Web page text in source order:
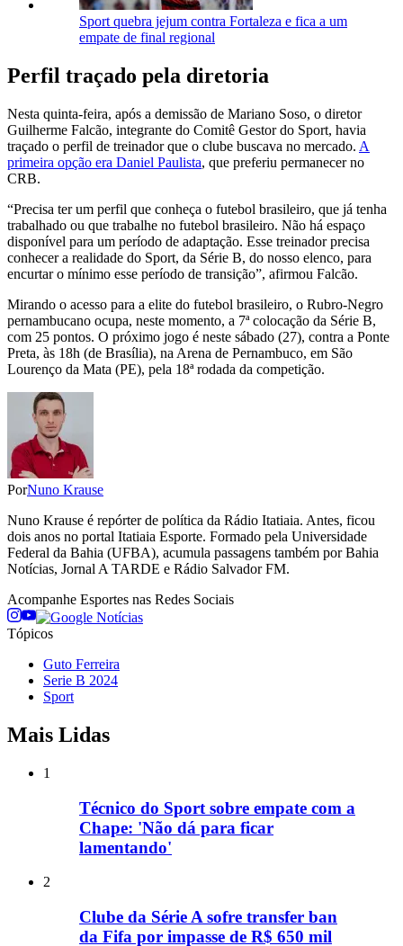
Sport quebra jejum contra Fortaleza e fica a um
empate de final regional
Perfil traçado pela diretoria
Nesta quinta-feira, após a demissão de Mariano Soso, o diretor
Guilherme Falcão, integrante do Comitê Gestor do Sport, havia
traçado o perfil de treinador que o clube buscava no mercado. A
primeira opção era Daniel Paulista, que preferiu permanecer no
CRB.
“Precisa ter um perfil que conheça o futebol brasileiro, que já tenha
trabalhado ou que trabalhe no futebol brasileiro. Não há espaço
disponível para um período de adaptação. Esse treinador precisa
conhecer a realidade do Sport, da Série B, do nosso elenco, para
encurtar o mínimo esse período de transição”, afirmou Falcão.
Mirando o acesso para a elite do futebol brasileiro, o Rubro-Negro
pernambucano ocupa, neste momento, a 7ª colocação da Série B,
com 25 pontos. O próximo jogo é neste sábado (27), contra a Ponte
Preta, às 18h (de Brasília), na Arena de Pernambuco, em São
Lourenço da Mata (PE), pela 18ª rodada da competição.
PorNuno Krause
Nuno Krause é repórter de política da Rádio Itatiaia. Antes, ficou
dois anos no portal Itatiaia Esporte. Formado pela Universidade
Federal da Bahia (UFBA), acumula passagens também por Bahia
Notícias, Jornal A TARDE e Rádio Salvador FM.
Acompanhe Esportes nas Redes Sociais
Tópicos
Guto Ferreira
Serie B 2024
Sport
Mais Lidas
1
Técnico do Sport sobre empate com a
Chape: 'Não dá para ficar
lamentando'
2
Clube da Série A sofre transfer ban
da Fifa por impasse de R$ 650 mil